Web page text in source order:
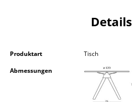
TV Möbel
Beistell- & Rollcontainer
Details
Produktart
Tisch
Abmessungen